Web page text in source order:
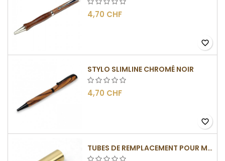
4,70 CHF
favorite_border
STYLO SLIMLINE CHROMÉ NOIR
4,70 CHF
favorite_border
TUBES DE REMPLACEMENT POUR MÉCANISME SLIMLINE